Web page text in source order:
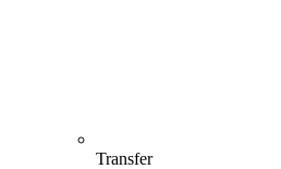
Transfer